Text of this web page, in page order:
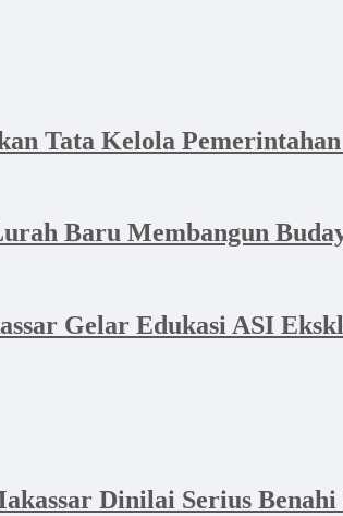
Tata Kelola
Baru Membangun
Gelar Edukasi ASI
Dinilai Serius Benahi